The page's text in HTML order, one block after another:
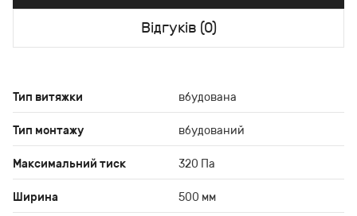
Відгуків (0)
Тип витяжки вбудована
Тип монтажу вбудований
Максимальний тиск 320 Па
Ширина 500 мм